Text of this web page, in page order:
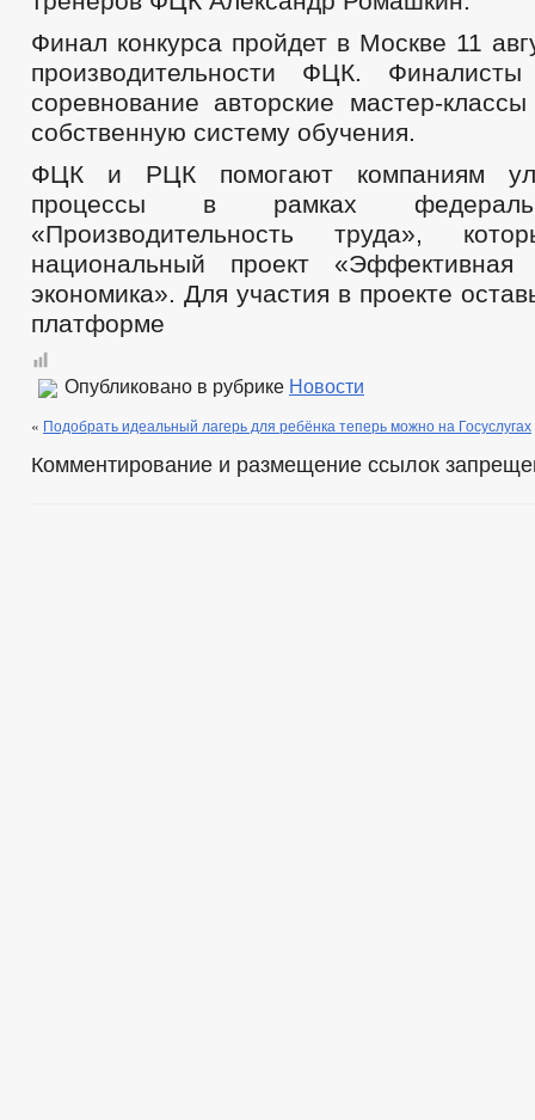
Финал конкурса пройдет в Москве 11
производительности ФЦК.
соревнование авторские мастер-
собственную систему обучения.
ФЦК и РЦК помогают компаниям
процессы в рамках
«Производительность труда»,
национальный проект «Эффективная
экономика». Для участия в проекте
платформе
Опубликовано в рубрике Новости
« Подобрать идеальный лагерь для ребёнка теперь можно на Госуслугах
Комментирование и размещение ссылок